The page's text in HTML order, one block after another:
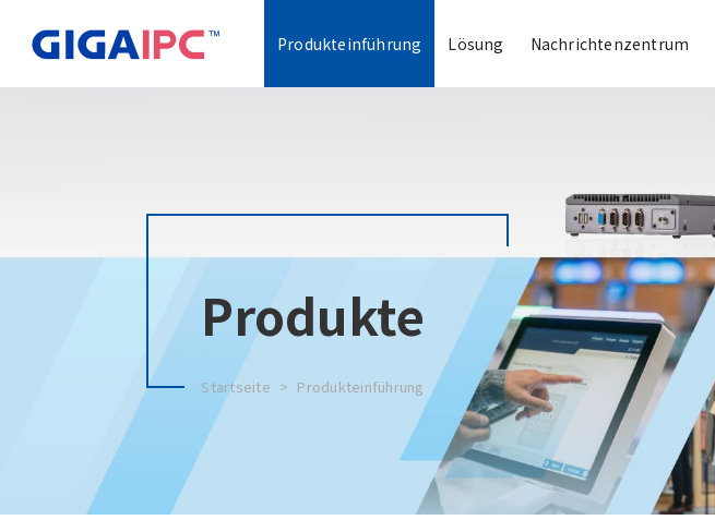
Produkteinführung Lösung Nachrichtenzentrum
Produkte
Startseite Produkteinführung